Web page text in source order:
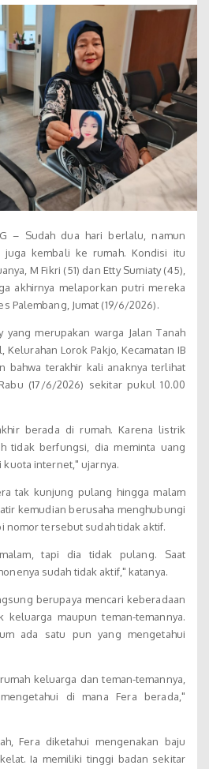
– Sudah dua hari berlalu, namun
juga kembali ke rumah. Kondisi itu
M Fikri (51) dan Etty Sumiaty (45),
akhirnya melaporkan putri mereka
Palembang, Jumat (19/6/2026).
yang merupakan warga Jalan Tanah
Kelurahan Lorok Pakjo, Kecamatan IB
bahwa terakhir kali anaknya terlihat
(17/6/2026) sekitar pukul 10.00
berada di rumah. Karena listrik
tidak berfungsi, dia meminta uang
internet," ujarnya.
tak kunjung pulang hingga malam
kemudian berusaha menghubungi
nomor tersebut sudah tidak aktif.
tapi dia tidak pulang. Saat
sudah tidak aktif," katanya.
berupaya mencari keberadaan
keluarga maupun teman-temannya.
ada satu pun yang mengetahui
keluarga dan teman-temannya,
di mana Fera berada,"
Fera diketahui mengenakan baju
Ia memiliki tinggi badan sekitar